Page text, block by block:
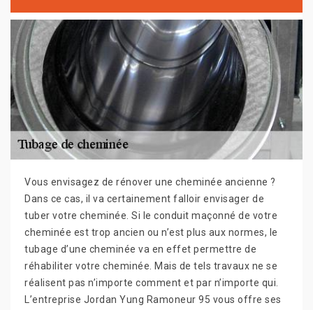
Vous envisagez de rénover une cheminée ancienne ?
Dans ce cas, il va certainement falloir envisager de
tuber votre cheminée. Si le conduit maçonné de votre
cheminée est trop ancien ou n’est plus aux normes, le
tubage d’une cheminée va en effet permettre de
réhabiliter votre cheminée. Mais de tels travaux ne se
réalisent pas n’importe comment et par n’importe qui.
L’entreprise Jordan Yung Ramoneur 95 vous offre ses